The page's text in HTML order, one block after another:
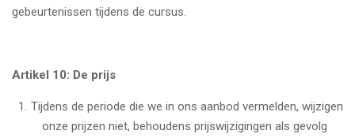
gebeurtenissen tijdens de cursus.
Artikel 10: De prijs
Tijdens de periode die we in ons aanbod vermelden, wijzigen
onze prijzen niet, behoudens prijswijzigingen als gevolg